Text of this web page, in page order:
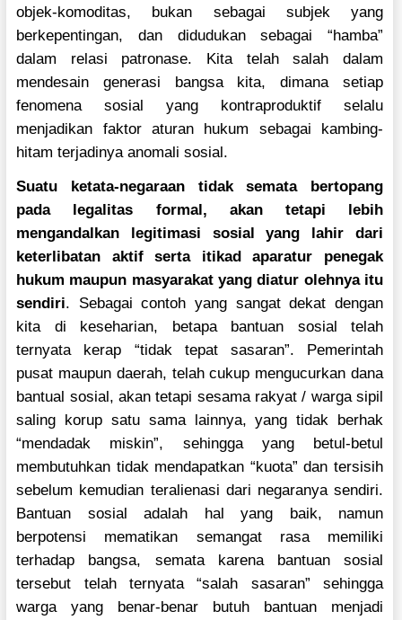
objek-komoditas, bukan sebagai subjek yang
berkepentingan, dan didudukan sebagai “hamba”
dalam relasi patronase. Kita telah salah dalam
mendesain generasi bangsa kita, dimana setiap
fenomena sosial yang kontraproduktif selalu
menjadikan faktor aturan hukum sebagai kambing-
hitam terjadinya anomali sosial.
Suatu ketata-negaraan tidak semata bertopang
pada legalitas formal, akan tetapi lebih
mengandalkan legitimasi sosial yang lahir dari
keterlibatan aktif serta itikad aparatur penegak
hukum maupun masyarakat yang diatur olehnya itu
sendiri. Sebagai contoh yang sangat dekat dengan
kita di keseharian, betapa bantuan sosial telah
ternyata kerap “tidak tepat sasaran”. Pemerintah
pusat maupun daerah, telah cukup mengucurkan dana
bantual sosial, akan tetapi sesama rakyat / warga sipil
saling korup satu sama lainnya, yang tidak berhak
“mendadak miskin”, sehingga yang betul-betul
membutuhkan tidak mendapatkan “kuota” dan tersisih
sebelum kemudian teralienasi dari negaranya sendiri.
Bantuan sosial adalah hal yang baik, namun
berpotensi mematikan semangat rasa memiliki
terhadap bangsa, semata karena bantuan sosial
tersebut telah ternyata “salah sasaran” sehingga
warga yang benar-benar butuh bantuan menjadi